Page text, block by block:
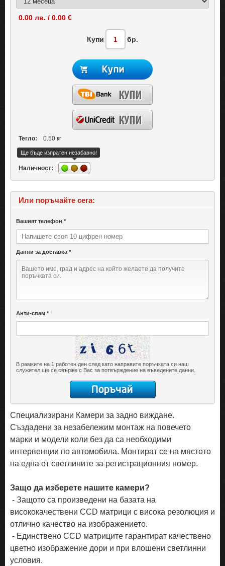
0.00 лв. / 0.00 €
Купи бр.
Тегло: 0.50 кг
Наличност:
Ще бъде изпратен незабавно!
Или поръчайте сега:
Вашият телефон *
Данни за доставка *
Анти-спам *
В рамките на 1 работен ден след като направите поръчката си наш
служител ще се свърже с Вас за потвърждение на въведените данни.
Специализирани Камери за задно виждане.
Създадени за незабележим монтаж на повечето
марки и модели коли без да са необходими
интервенции по автомобила. Монтират се на мястото
на една от светлините за регистрационния номер.
Защо да изберете нашите камери?
- Защото са произведени на базата на
висококачествени CCD матрици с висока резолюция и
отлично качество на изображението.
- Единствено CCD матриците гарантират качествено
цветно изображение дори и при влошени светлинни
условия.